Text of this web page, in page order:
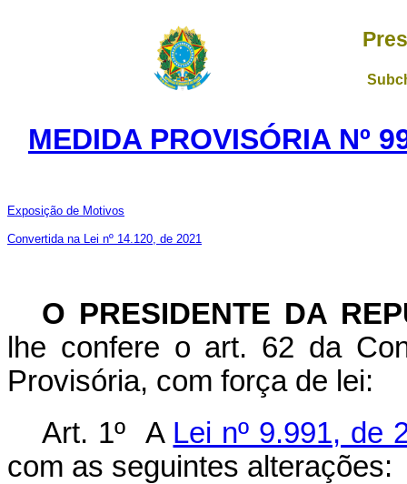
MEDIDA PROVISÓRIA Nº
Exposição de Motivos
Convertida na Lei nº 14.120, de 2021
O PRESIDENTE DA
lhe confere o art. 62 da
Provisória, com força de lei:
Art. 1º A Lei nº 9.991, de
com as seguintes alterações: